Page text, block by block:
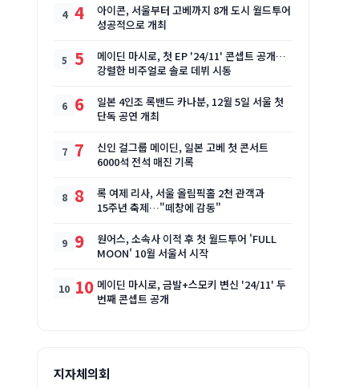
4
아이콘, 서울부터 고베까지 8개 도시 월드투어
성공적으로 개최
5
메이딘 마시로, 첫 EP '24/11' 콘셉트 공개…
강렬한 비주얼로 솔로 데뷔 시동
6
일본 4인조 록밴드 카나분, 12월 5일 서울 첫
단독 공연 개최
7
신인 걸그룹 메이딘, 일본 고베 첫 콘서트
6000석 전석 매진 기록
8
록 여제 리사, 서울 올림픽홀 2천 관객과
15주년 축제…"떼창에 감동"
9
원어스, 소속사 이적 후 첫 월드투어 'FULL
MOON' 10월 서울서 시작
10 메이딘 마시로, 금발+스모키 변신 '24/11' 두
번째 콘셉트 공개
지자체의회